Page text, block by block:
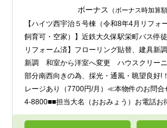
ボーナス （ボーナス時加算額
【ハイツ西宇治５号棟（令和8年4月リフォ
飼育可・空家）】近鉄大久保駅栄町バス停
リフォーム済】フローリング貼替、建具新
新調 和室から洋室へ変更 ハウスクリー
部分南西向きの為、採光・通風・眺望良好
レージあり（7700円/月）≪本物件のお問合
4-8800■■担当大名（おおみょう）お電話